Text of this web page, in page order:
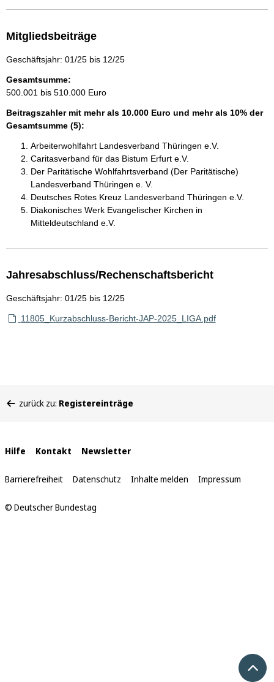
Mitgliedsbeiträge
Geschäftsjahr: 01/25 bis 12/25
Gesamtsumme:
500.001 bis 510.000 Euro
Beitragszahler mit mehr als 10.000 Euro und mehr als 10% der
Gesamtsumme (5):
Arbeiterwohlfahrt Landesverband Thüringen e.V.
Caritasverband für das Bistum Erfurt e.V.
Der Paritätische Wohlfahrtsverband (Der Paritätische)
Landesverband Thüringen e. V.
Deutsches Rotes Kreuz Landesverband Thüringen e.V.
Diakonisches Werk Evangelischer Kirchen in
Mitteldeutschland e.V.
Jahresabschluss/Rechenschaftsbericht
Geschäftsjahr: 01/25 bis 12/25
11805_Kurzabschluss-Bericht-JAP-2025_LIGA.pdf
befinden
zurück zu: Registereinträge
Interne
Links
Hilfe Kontakt Newsletter
Barrierefreiheit Datenschutz Inhalte melden Impressum
© Deutscher Bundestag